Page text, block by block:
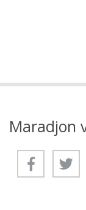
Maradjon